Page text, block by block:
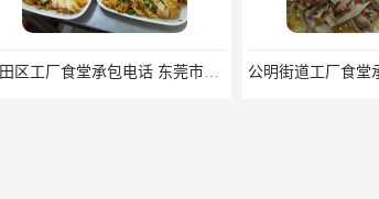
福田区工厂食堂承包电话 东莞市食安膳食管理服务有限公司 公明街